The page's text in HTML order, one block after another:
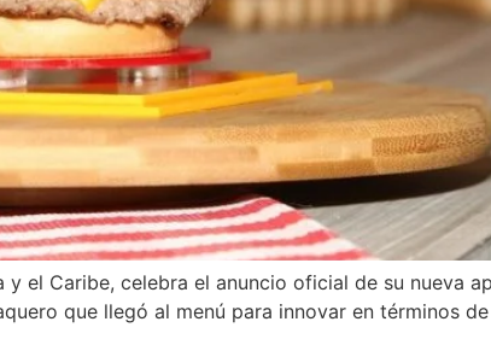
el Caribe, celebra el anuncio oficial de su nueva
que llegó al menú para innovar en términos